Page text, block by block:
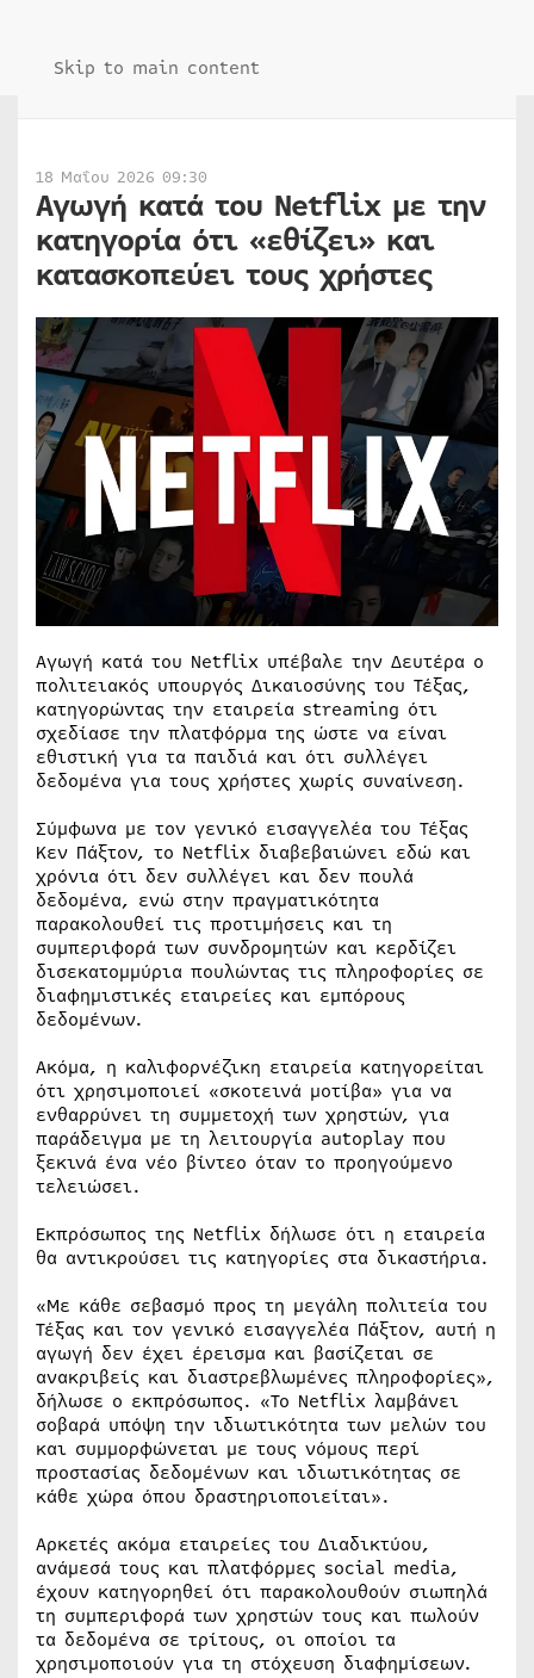
Skip to main content
18 Μαΐου 2026 09:30
Αγωγή κατά του Netflix με την
κατηγορία ότι «εθίζει» και
κατασκοπεύει τους χρήστες
Αγωγή κατά του Netflix υπέβαλε την Δευτέρα ο
πολιτειακός υπουργός Δικαιοσύνης του Τέξας,
κατηγορώντας την εταιρεία streaming ότι
σχεδίασε την πλατφόρμα της ώστε να είναι
εθιστική για τα παιδιά και ότι συλλέγει
δεδομένα για τους χρήστες χωρίς συναίνεση.
Σύμφωνα με τον γενικό εισαγγελέα του Τέξας
Κεν Πάξτον, το Netflix διαβεβαιώνει εδώ και
χρόνια ότι δεν συλλέγει και δεν πουλά
δεδομένα, ενώ στην πραγματικότητα
παρακολουθεί τις προτιμήσεις και τη
συμπεριφορά των συνδρομητών και κερδίζει
δισεκατομμύρια πουλώντας τις πληροφορίες σε
διαφημιστικές εταιρείες και εμπόρους
δεδομένων.
Ακόμα, η καλιφορνέζικη εταιρεία κατηγορείται
ότι χρησιμοποιεί «σκοτεινά μοτίβα» για να
ενθαρρύνει τη συμμετοχή των χρηστών, για
παράδειγμα με τη λειτουργία autoplay που
ξεκινά ένα νέο βίντεο όταν το προηγούμενο
τελειώσει.
Εκπρόσωπος της Netflix δήλωσε ότι η εταιρεία
θα αντικρούσει τις κατηγορίες στα δικαστήρια.
«Με κάθε σεβασμό προς τη μεγάλη πολιτεία του
Τέξας και τον γενικό εισαγγελέα Πάξτον, αυτή η
αγωγή δεν έχει έρεισμα και βασίζεται σε
ανακριβείς και διαστρεβλωμένες πληροφορίες»,
δήλωσε ο εκπρόσωπος. «Το Netflix λαμβάνει
σοβαρά υπόψη την ιδιωτικότητα των μελών του
και συμμορφώνεται με τους νόμους περί
προστασίας δεδομένων και ιδιωτικότητας σε
κάθε χώρα όπου δραστηριοποιείται».
Αρκετές ακόμα εταιρείες του Διαδικτύου,
ανάμεσά τους και πλατφόρμες social media,
έχουν κατηγορηθεί ότι παρακολουθούν σιωπηλά
τη συμπεριφορά των χρηστών τους και πωλούν
τα δεδομένα σε τρίτους, οι οποίοι τα
χρησιμοποιούν για τη στόχευση διαφημίσεων.